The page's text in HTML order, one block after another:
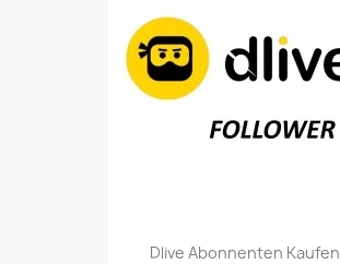
Dlive Abonnenten Kaufen